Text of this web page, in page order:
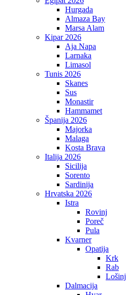
Hurgada
Almaza Bay
Marsa Alam
Kipar 2026
Aja Napa
Larnaka
Limasol
Tunis 2026
Skanes
Sus
Monastir
Hammamet
Španija 2026
Majorka
Malaga
Kosta Brava
Italija 2026
Sicilija
Sorento
Sardinija
Hrvatska 2026
Istra
Rovinj
Poreč
Pula
Kvarner
Opatija
Krk
Rab
Lošinj
Dalmacija